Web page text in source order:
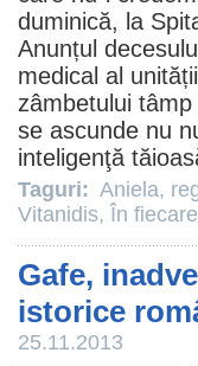
duminică, la
Anunțul
medical al
zâmbetului
se ascunde nu
inteligenţă
Taguri: Aniela,
Vitanidis, În
Gafe,
istorice
25.11.2013